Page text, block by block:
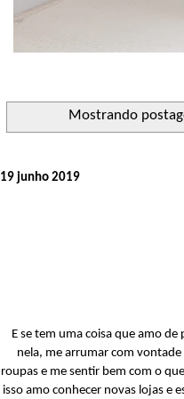
Mostrando
19 junho 2019
E se tem uma coisa que amo
nela, me arrumar com
roupas e me sentir bem com o
isso amo conhecer novas lojas e